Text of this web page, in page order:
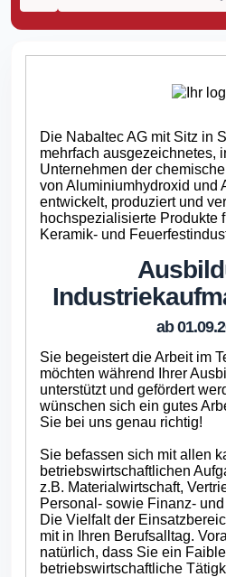
Die Nabaltec AG mit Sitz in
mehrfach ausgezeichnetes,
Unternehmen der
von Aluminiumhydroxid und
entwickelt, produziert und
hochspezialisierte Produkte
Keramik- und
ab
Sie begeistert die Arbeit im
möchten während Ihrer
unterstützt und gefördert
wünschen sich ein gutes
Sie bei uns genau richtig!
Sie befassen sich mit allen
betriebswirtschaftlichen
z.B. Materialwirtschaft,
Personal- sowie Finanz-
Die Vielfalt der
mit in Ihren Berufsalltag.
natürlich, dass Sie ein
betriebswirtschaftliche